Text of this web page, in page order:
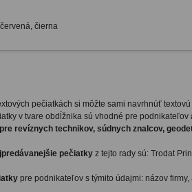
čierna
pečiatkách si môžte sami navrhnúť
v tvare obdĺžnika sú vhodné pre podnikateľov
revíznych technikov, súdnych znalcov,
pečiatky z tejto rady sú: Trodat
pre podnikateľov s týmito údajmi: názov